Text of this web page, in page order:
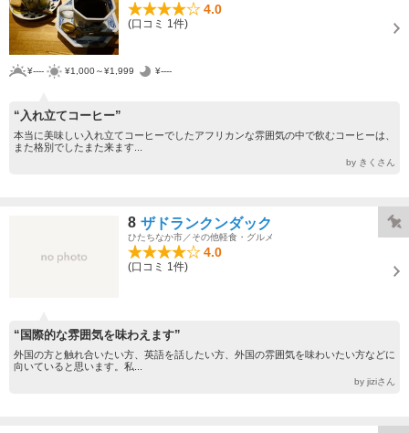
4.0
(口コミ 1件)
¥---- ¥1,000～¥1,999 ¥----
“入れ立てコーヒー”
本当に美味しい入れ立てコーヒーでしたアフリカンな雰囲気の中で飲むコーヒーは、
また格別でしたまた来ます...
by きくさん
8 ザドランクンダック
ひたちなか市／その他軽食・グルメ
4.0
(口コミ 1件)
“国際的な雰囲気を味わえます”
外国の方と触れ合いたい方、英語を話したい方、外国の雰囲気を味わいたい方などに
向いていると思います。私...
by jiziさん